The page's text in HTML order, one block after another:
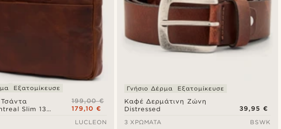
Slim 13"
Εξατομίκευσε
199,00 €
179,10 €
LUCLEON
Καφέ Δερμάτινη Ζώνη
Distressed
Γνήσιο Δέρμα Εξατομίκευσε
39,95 €
3 ΧΡΏΜΑΤΑ
BSWK